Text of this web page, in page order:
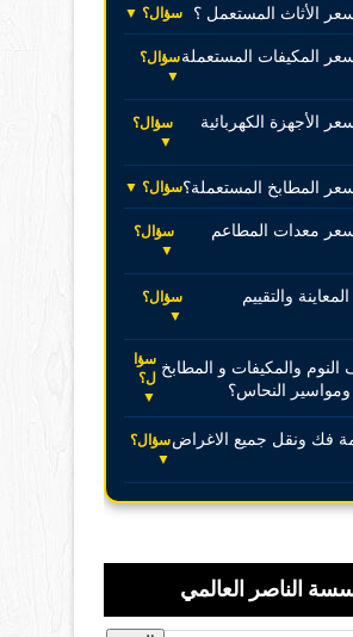
الأثاث المستعمل ؟ سؤال؟ ▼
المكيفات المستعملةسؤال؟
▼
الأجهزة الكهربائية
سؤال؟
▼
المطابخ المستعملة؟سؤال؟ ▼
معدات المطاعم
سؤال؟
▼
والتقييم
سؤال؟
▼
والمكيفات و المطابخ
ومواسير النحاس؟
سؤا
ل؟
▼
فك ونقل جميع الاغراضسؤال؟
▼
الناصر العالمي